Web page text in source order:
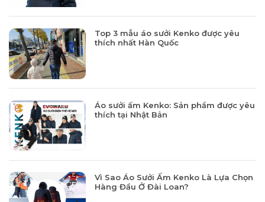
Top 3 mẫu áo sưởi Kenko được yêu
thích nhất Hàn Quốc
Áo sưởi ấm Kenko: Sản phẩm được yêu
thích tại Nhật Bản
Vì Sao Áo Sưởi Ấm Kenko Là Lựa Chọn
Hàng Đầu Ở Đài Loan?